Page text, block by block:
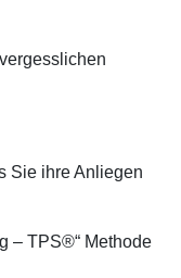
Sie ihre Anliegen
– TPS®“ Methode